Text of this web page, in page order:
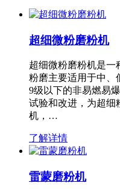
超细微粉磨粉机
超细微粉磨粉机是一
粉磨主要适用于中、
9级以下的非易燃易
试验和改进，为超细
机，…
了解详情
雷蒙磨粉机